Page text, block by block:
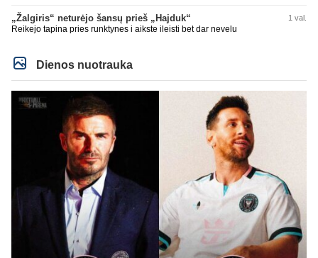
suorganizuotų bent 15-20 milijonų biudžetus, prieš tokius klubus šansų
nebuvo ir nebus. Realu tik su Sakartvelais ir islandais ir pan. tikėtis teigiamo
rezultato.
„Žalgiris“ neturėjo šansų prieš „Hajduk“ 1 val.
Reikejo tapina pries runktynes i aikste ileisti bet dar nevelu
Dienos nuotrauka